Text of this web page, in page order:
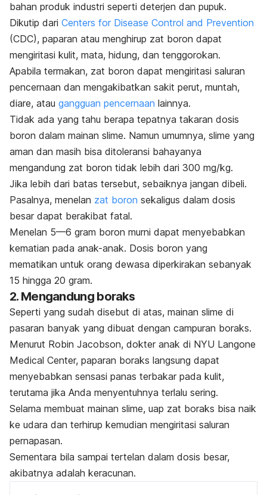
bahan produk industri seperti deterjen dan pupuk.
Dikutip dari Centers for Disease Control and Prevention
(CDC), paparan atau menghirup zat boron dapat
mengiritasi kulit, mata, hidung, dan tenggorokan.
Apabila termakan, zat boron dapat mengiritasi saluran
pencernaan dan mengakibatkan sakit perut, muntah,
diare, atau gangguan pencernaan lainnya.
Tidak ada yang tahu berapa tepatnya takaran dosis
boron dalam mainan slime. Namun umumnya, slime yang
aman dan masih bisa ditoleransi bahayanya
mengandung zat boron tidak lebih dari 300 mg/kg.
Jika lebih dari batas tersebut, sebaiknya jangan dibeli.
Pasalnya, menelan zat boron sekaligus dalam dosis
besar dapat berakibat fatal.
Menelan 5—6 gram boron murni dapat menyebabkan
kematian pada anak-anak. Dosis boron yang
mematikan untuk orang dewasa diperkirakan sebanyak
15 hingga 20 gram.
2. Mengandung boraks
Seperti yang sudah disebut di atas, mainan slime di
pasaran banyak yang dibuat dengan campuran boraks.
Menurut Robin Jacobson, dokter anak di NYU Langone
Medical Center, paparan boraks langsung dapat
menyebabkan sensasi panas terbakar pada kulit,
terutama jika Anda menyentuhnya terlalu sering.
Selama membuat mainan slime, uap zat boraks bisa naik
ke udara dan terhirup kemudian mengiritasi saluran
pernapasan.
Sementara bila sampai tertelan dalam dosis besar,
akibatnya adalah keracunan.